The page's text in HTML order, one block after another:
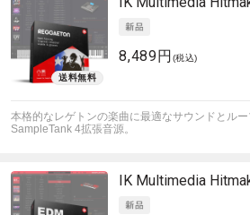
8,489円 (税込)
本格的なレゲトンの楽曲に最適なサウンドとル
SampleTank 4拡張音源。
IK Multimedia